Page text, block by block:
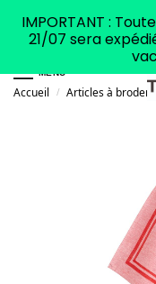
MENU
Accueil / Articles à broder
IMPORTANT :
21/07 sera